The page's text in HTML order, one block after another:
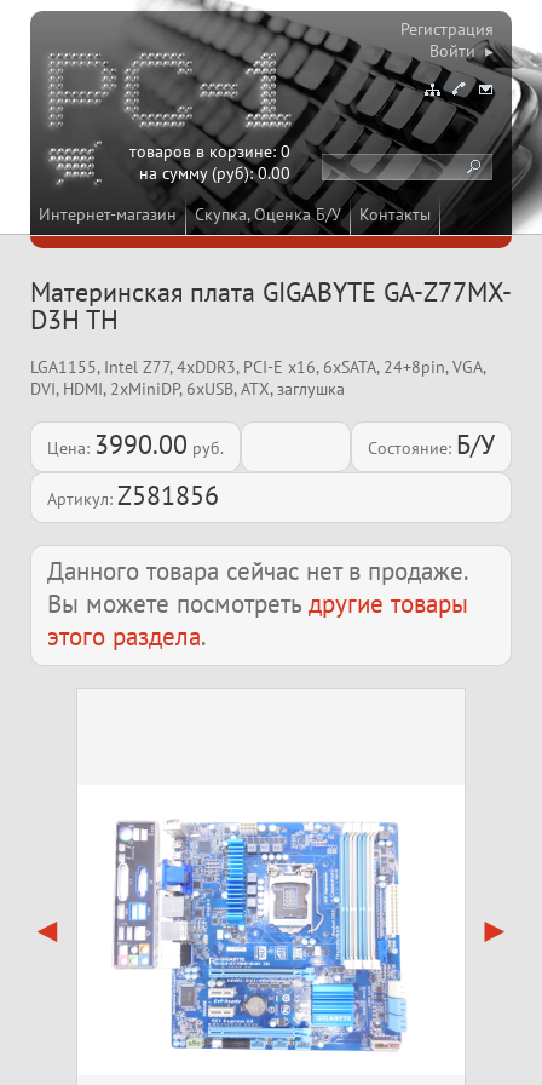
Интернет-магазин Скупка, Оценка Б/У Контакты
товаров в корзине:0
на сумму (руб):0.00
Регистрация
Войти ▸
Материнская плата GIGABYTE GA-Z77MX-
D3H TH
LGA1155, Intel Z77, 4xDDR3, PCI-E x16, 6xSATA, 24+8pin, VGA,
DVI, HDMI, 2xMiniDP, 6xUSB, ATX, заглушка
Цена: 3990.00 руб. Состояние: Б/У
Артикул: Z581856
Данного товара сейчас нет в продаже.
Вы можете посмотреть другие товары
этого раздела.